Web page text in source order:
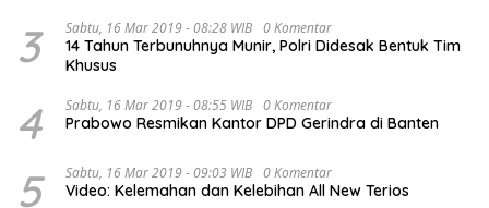
3 Sabtu, 16 Mar 2019 - 08:28 WIB 0 Komentar
14 Tahun Terbunuhnya Munir, Polri Didesak Bentuk Tim
Khusus
4 Sabtu, 16 Mar 2019 - 08:55 WIB 0 Komentar
Prabowo Resmikan Kantor DPD Gerindra di Banten
5 Sabtu, 16 Mar 2019 - 09:03 WIB 0 Komentar
Video: Kelemahan dan Kelebihan All New Terios